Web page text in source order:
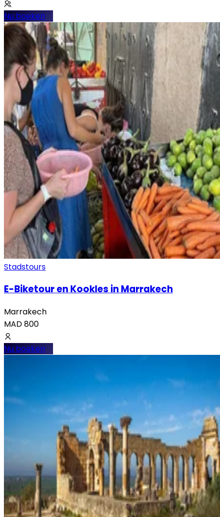
Nu boeken
Stadstours
E-Biketour en Kookles in Marrakech
Marrakech
MAD800
Nu boeken